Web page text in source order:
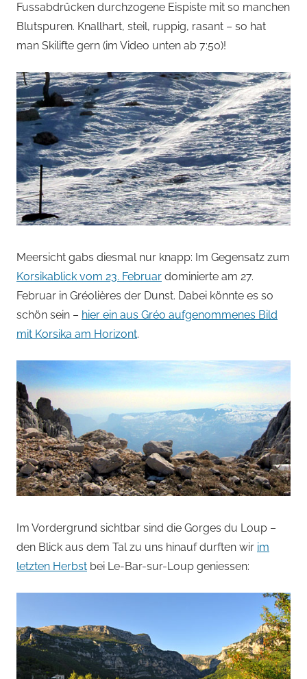
Fussabdrücken durchzogene Eispiste mit so manchen
Blutspuren. Knallhart, steil, ruppig, rasant – so hat
man Skilifte gern (im Video unten ab 7:50)!
Meersicht gabs diesmal nur knapp: Im Gegensatz zum
Korsikablick vom 23. Februar dominierte am 27.
Februar in Gréolières der Dunst. Dabei könnte es so
schön sein – hier ein aus Gréo aufgenommenes Bild
mit Korsika am Horizont.
Im Vordergrund sichtbar sind die Gorges du Loup –
den Blick aus dem Tal zu uns hinauf durften wir im
letzten Herbst bei Le-Bar-sur-Loup geniessen: